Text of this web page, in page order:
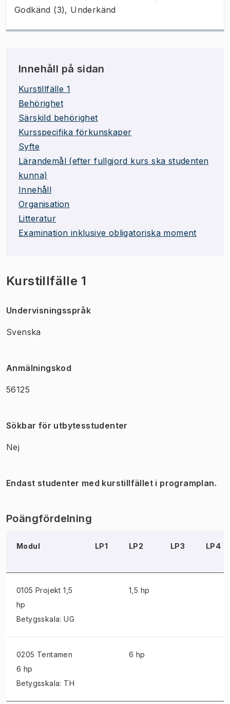
Godkänd (3), Underkänd
Innehåll på sidan
Kurstillfälle 1
Behörighet
Särskild behörighet
Kursspecifika förkunskaper
Syfte
Lärandemål (efter fullgjord kurs ska studenten
kunna)
Innehåll
Organisation
Litteratur
Examination inklusive obligatoriska moment
Kurstillfälle 1
Undervisningsspråk
Svenska
Anmälningskod
56125
Sökbar för utbytesstudenter
Nej
Endast studenter med kurstillfället i programplan.
Poängfördelning
Modul LP1 LP2 LP3 LP4
0105 Projekt 1,5
hp
Betygsskala: UG
1,5 hp
0205 Tentamen
6 hp
Betygsskala: TH
6 hp